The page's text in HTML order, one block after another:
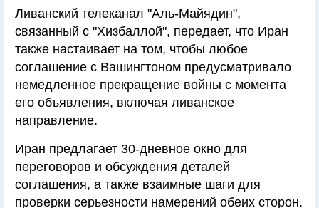
Ливанский телеканал "Аль-Майядин",
связанный с "Хизбаллой", передает, что Иран
также настаивает на том, чтобы любое
соглашение с Вашингтоном предусматривало
немедленное прекращение войны с момента
его объявления, включая ливанское
направление.
Иран предлагает 30-дневное окно для
переговоров и обсуждения деталей
соглашения, а также взаимные шаги для
проверки серьезности намерений обеих сторон.